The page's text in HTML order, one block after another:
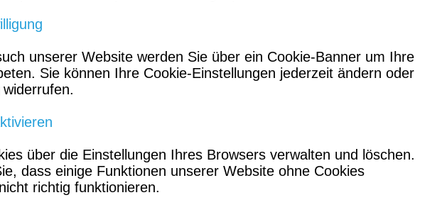
unserer Website werden Sie über ein Cookie-Banner um Ihre
Sie können Ihre Cookie-Einstellungen jederzeit ändern oder
über die Einstellungen Ihres Browsers verwalten und löschen.
dass einige Funktionen unserer Website ohne Cookies
richtig funktionieren.